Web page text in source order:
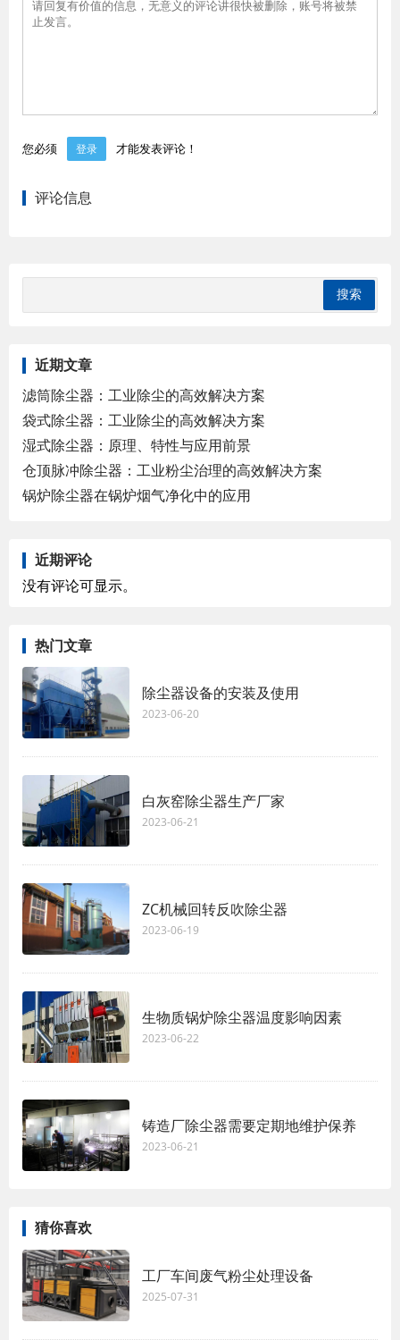
您必须 登录 才能发表评论！
评论信息
近期文章
滤筒除尘器：工业除尘的高效解决方案
袋式除尘器：工业除尘的高效解决方案
湿式除尘器：原理、特性与应用前景
仓顶脉冲除尘器：工业粉尘治理的高效解决方案
锅炉除尘器在锅炉烟气净化中的应用
近期评论
没有评论可显示。
热门文章
除尘器设备的安装及使用
2023-06-20
白灰窑除尘器生产厂家
2023-06-21
ZC机械回转反吹除尘器
2023-06-19
生物质锅炉除尘器温度影响因素
2023-06-22
铸造厂除尘器需要定期地维护保养
2023-06-21
猜你喜欢
工厂车间废气粉尘处理设备
2025-07-31